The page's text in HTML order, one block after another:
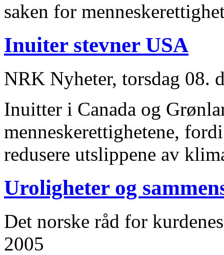
saken for
Inuiter stevner USA
NRK Nyheter, torsdag 08.
Inuitter i Canada og
menneskerettighetene,
redusere utslippene av
Uroligheter og
Det norske råd for
2005